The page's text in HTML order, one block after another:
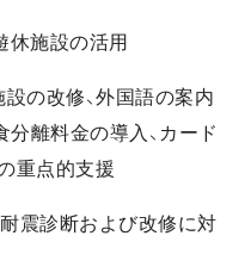
休施設の活用
の改修、外国語の案内
分離料金の導入、カード
重点的支援
震診断および改修に対